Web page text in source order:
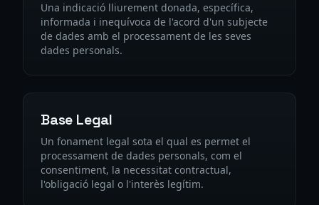
Una indicació lliurement donada, específica,
informada i inequívoca de l'acord d'un subjecte
de dades amb el processament de les seves
dades personals.
Base Legal
Un fonament legal sota el qual es permet el
processament de dades personals, com el
consentiment, la necessitat contractual,
l'obligació legal o l'interès legítim.